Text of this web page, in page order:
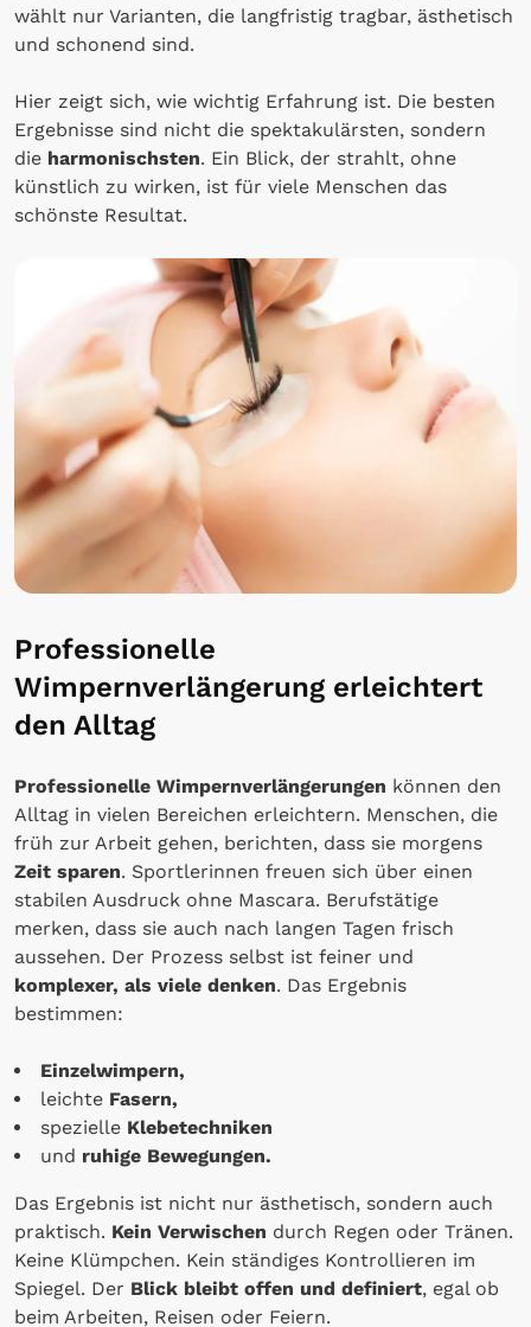
wählt nur Varianten, die langfristig tragbar, ästhetisch
und schonend sind.
Hier zeigt sich, wie wichtig Erfahrung ist. Die besten
Ergebnisse sind nicht die spektakulärsten, sondern
die harmonischsten. Ein Blick, der strahlt, ohne
künstlich zu wirken, ist für viele Menschen das
schönste Resultat.
Professionelle
Wimpernverlängerung erleichtert
den Alltag
Professionelle Wimpernverlängerungen können den
Alltag in vielen Bereichen erleichtern. Menschen, die
früh zur Arbeit gehen, berichten, dass sie morgens
Zeit sparen. Sportlerinnen freuen sich über einen
stabilen Ausdruck ohne Mascara. Berufstätige
merken, dass sie auch nach langen Tagen frisch
aussehen. Der Prozess selbst ist feiner und
komplexer, als viele denken. Das Ergebnis
bestimmen:
Einzelwimpern,
leichte Fasern,
spezielle Klebetechniken
und ruhige Bewegungen.
Das Ergebnis ist nicht nur ästhetisch, sondern auch
praktisch. Kein Verwischen durch Regen oder Tränen.
Keine Klümpchen. Kein ständiges Kontrollieren im
Spiegel. Der Blick bleibt offen und definiert, egal ob
beim Arbeiten, Reisen oder Feiern.